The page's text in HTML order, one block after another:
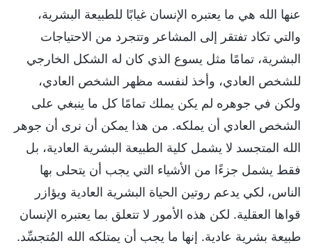
عنها الله هي ما يعتبره الإنسان غيابًا للطبيعة البشرية،
والتي تكاد تفتقر إلى المشاعر وتتجرد من الاحتياجات
البشرية، تمامًا مثل يسوع الذي كان له الشكل الخارجي
للشخص العادي، وأخذ لنفسه مظهر الشخص العادي،
ولكن في جوهره لم يكن يملك تمامًا كل ما ينبغي على
الشخص العادي أن يملكه. من هذا يمكن أن نرى أن جوهر
الله المتجسد لا يشمل كلية الطبيعة البشرية العادية، بل
فقط يشمل جزءًا من الأشياء التي يجب أن يتحلى بها
الناس، لكي يدعم روتين الحياة البشرية العادية ويؤازر
قواها العقلية. لكن هذه الأمور لا تتعلق بما يعتبره الإنسان
طبيعة بشرية عادية. إنها ما يجب أن يمتلكه الله المُتجسِّد.